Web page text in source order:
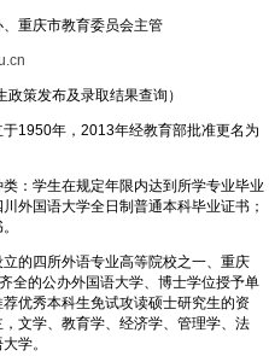
重庆市教育委员会主管
政策发布及录取结果查询）
1950年，2013年经教育部批准更名为
学生在规定年限内达到所学专业毕业
外国语大学全日制普通本科毕业证书；
的四所外语专业高等院校之一、重庆
全的公办外国语大学、博士学位授予单
优秀本科生免试攻读硕士研究生的资
文学、教育学、经济学、管理学、法
学。